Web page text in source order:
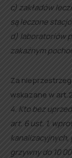
c) zakładów
są leczone
d) laboratoriów
zakaźnym
Za
wskazane w
4. Kto bez
art. 6 ust. 1,
kanalizacyjnych,
grzywny do 10